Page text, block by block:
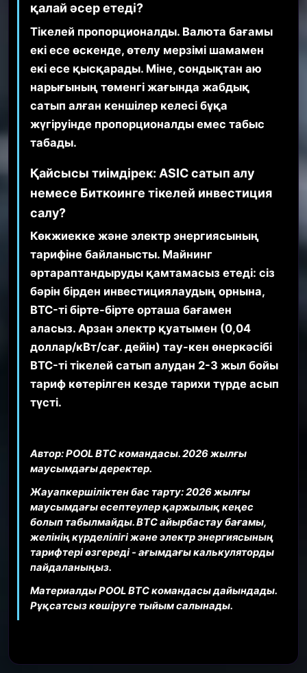
қалай әсер етеді?
Тікелей пропорционалды. Валюта бағамы
екі есе өскенде, өтелу мерзімі шамамен
екі есе қысқарады. Міне, сондықтан аю
нарығының төменгі жағында жабдық
сатып алған кеншілер келесі бұқа
жүгіруінде пропорционалды емес табыс
табады.
Қайсысы тиімдірек: ASIC сатып алу
немесе Биткоинге тікелей инвестиция
салу?
Көкжиекке және электр энергиясының
тарифіне байланысты. Майнинг
әртараптандыруды қамтамасыз етеді: сіз
бәрін бірден инвестициялаудың орнына,
BTC-ті бірте-бірте орташа бағамен
аласыз. Арзан электр қуатымен (0,04
доллар/кВт/сағ. дейін) тау-кен өнеркәсібі
BTC-ті тікелей сатып алудан 2-3 жыл бойы
тариф көтерілген кезде тарихи түрде асып
түсті.
Автор: POOL BTC командасы. 2026 жылғы
маусымдағы деректер.
Жауапкершіліктен бас тарту: 2026 жылғы
маусымдағы есептеулер қаржылық кеңес
болып табылмайды. BTC айырбастау бағамы,
желінің күрделілігі және электр энергиясының
тарифтері өзгереді - ағымдағы калькуляторды
пайдаланыңыз.
Материалды POOL BTC командасы дайындады.
Рұқсатсыз көшіруге тыйым салынады.